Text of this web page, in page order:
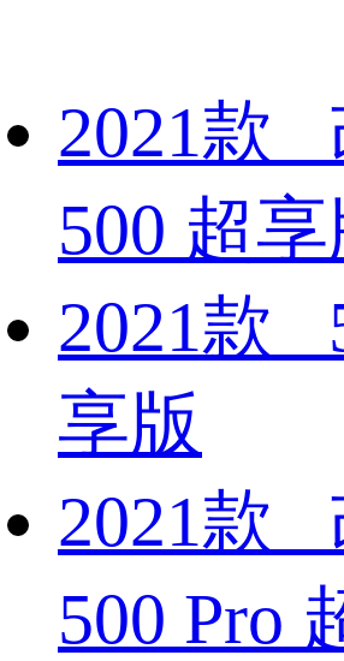
2021款
500 超享
2021款
享版
2021款
500 Pro